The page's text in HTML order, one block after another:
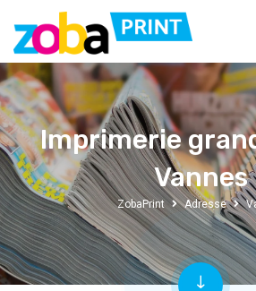
Imprimerie
Vannes
ZobaPrint Adresse